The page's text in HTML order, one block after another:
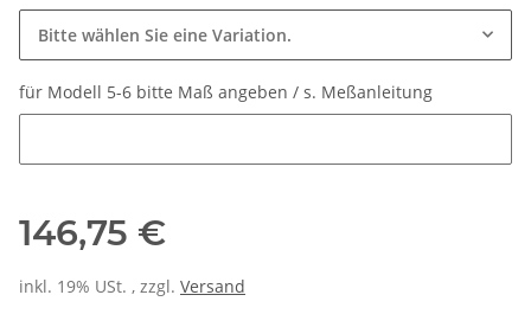
Bitte wählen Sie eine Variation.
für Modell 5-6 bitte Maß angeben / s. Meßanleitung
146,75 €
inkl. 19% USt. , zzgl. Versand